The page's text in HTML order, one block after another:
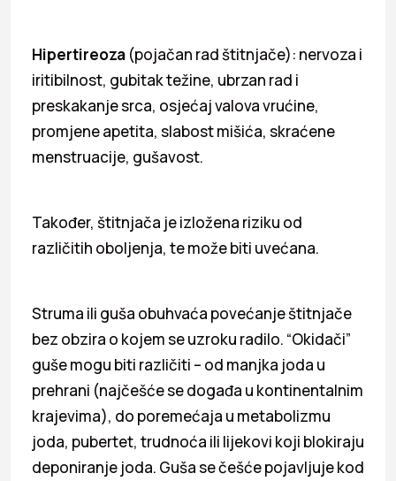
Hipertireoza (pojačan rad štitnjače): nervoza i
iritibilnost, gubitak težine, ubrzan rad i
preskakanje srca, osjećaj valova vrućine,
promjene apetita, slabost mišića, skraćene
menstruacije, gušavost.
Također, štitnjača je izložena riziku od
različitih oboljenja, te može biti uvećana.
Struma ili guša obuhvaća povećanje štitnjače
bez obzira o kojem se uzroku radilo. “Okidači”
guše mogu biti različiti – od manjka joda u
prehrani (najčešće se događa u kontinentalnim
krajevima), do poremećaja u metabolizmu
joda, pubertet, trudnoća ili lijekovi koji blokiraju
deponiranje joda. Guša se češće pojavljuje kod